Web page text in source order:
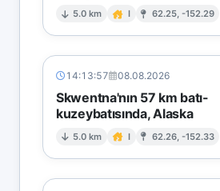
5.0 km I 62.25, -152.29
14:13:57 08.08.2026
Skwentna'nın 57 km batı-
kuzeybatısında, Alaska
5.0 km I 62.26, -152.33